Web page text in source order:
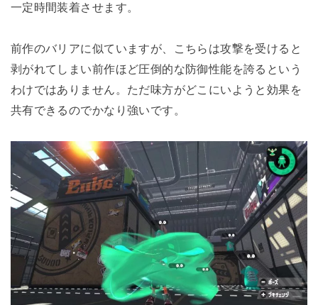
一定時間装着させます。
前作のバリアに似ていますが、こちらは攻撃を受けると
剥がれてしまい前作ほど圧倒的な防御性能を誇るという
わけではありません。ただ味方がどこにいようと効果を
共有できるのでかなり強いです。